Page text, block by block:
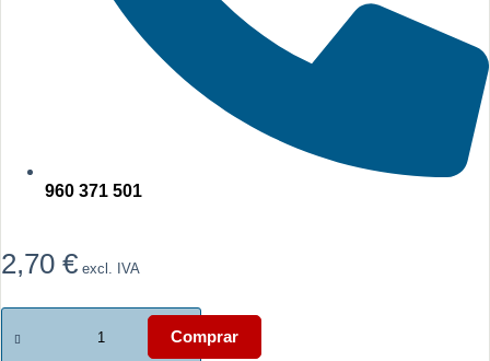
960 371 501
2,70 € excl. IVA
Quantidade
de
Comprar